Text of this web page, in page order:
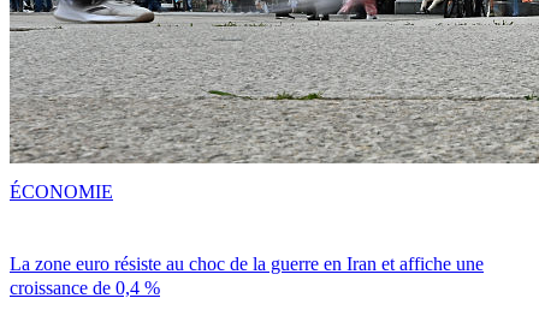
La zone euro résiste au choc de la guerre en Iran et affiche une
croissance de 0,4 %
ÉCONOMIE